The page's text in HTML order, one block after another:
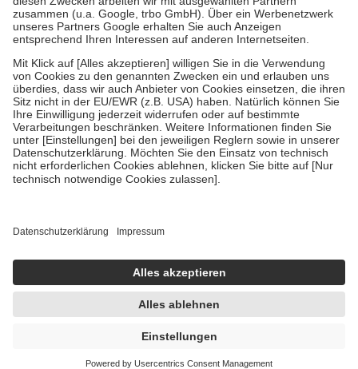
Verordnung.
Um das Engagement der Versicherten für ihre eigene Gesundheit zu
stärken und die besondere Stellung der Familie zu unterstützen,
fallenkeine Zuzahlungenan bei:
• Kindern und Jugendlichen bis zum vollendeten 18. Lebensjahr
mit Ausnahme der Fahrkosten
• Untersuchungen zur Vorsorge und Früherkennung, die von der
GKV getragen werden
• empfohlenen Schutzimpfungen
• Harn- und Blutteststreifen
getroffen, um sicherzustellen, dass es sich um echte Bewertungen
https://help.etrusted.com/hc/de/articles/4419944605341
Einige Bilder und Inhalte wurden unter Zuhilfenahme künstlicher